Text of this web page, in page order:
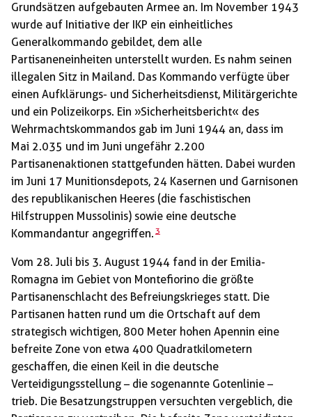
Grundsätzen aufgebauten Armee an. Im November 1943
wurde auf Initiative der IKP ein einheitliches
Generalkommando gebildet, dem alle
Partisaneneinheiten unterstellt wurden. Es nahm seinen
illegalen Sitz in Mailand. Das Kommando verfügte über
einen Aufklärungs- und Sicherheitsdienst, Militärgerichte
und ein Polizeikorps. Ein »Sicherheitsbericht« des
Wehrmachtskommandos gab im Juni 1944 an, dass im
Mai 2.035 und im Juni ungefähr 2.200
Partisanenaktionen stattgefunden hätten. Dabei wurden
im Juni 17 Munitionsdepots, 24 Kasernen und Garnisonen
des republikanischen Heeres (die faschistischen
Hilfstruppen Mussolinis) sowie eine deutsche
Kommandantur angegriffen. 3
Vom 28. Juli bis 3. August 1944 fand in der Emilia-
Romagna im Gebiet von Montefiorino die größte
Partisanenschlacht des Befreiungskrieges statt. Die
Partisanen hatten rund um die Ortschaft auf dem
strategisch wichtigen, 800 Meter hohen Apennin eine
befreite Zone von etwa 400 Quadratkilometern
geschaffen, die einen Keil in die deutsche
Verteidigungsstellung – die sogenannte Gotenlinie –
trieb. Die Besatzungstruppen versuchten vergeblich, die